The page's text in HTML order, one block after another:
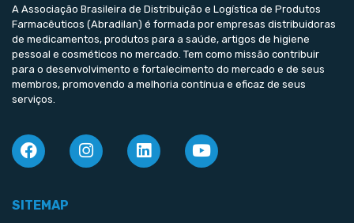
A Associação Brasileira de Distribuição e Logística de Produtos
Farmacêuticos (Abradilan) é formada por empresas distribuidoras
de medicamentos, produtos para a saúde, artigos de higiene
pessoal e cosméticos no mercado. Tem como missão contribuir
para o desenvolvimento e fortalecimento do mercado e de seus
membros, promovendo a melhoria contínua e eficaz de seus
serviços.
SITEMAP